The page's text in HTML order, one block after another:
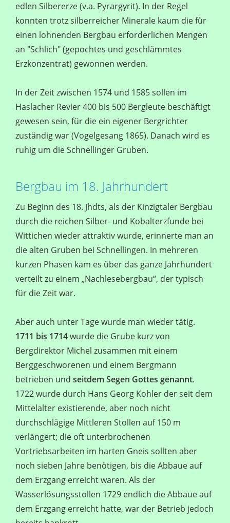
edlen Silbererze (v.a. Pyrargyrit). In der Regel
konnten trotz silberreicher Minerale kaum die für
einen lohnenden Bergbau erforderlichen Mengen
an "Schlich" (gepochtes und geschlämmtes
Erzkonzentrat) gewonnen werden.
In der Zeit zwischen 1574 und 1585 sollen im
Haslacher Revier 400 bis 500 Bergleute beschäftigt
gewesen sein, für die ein eigener Bergrichter
zuständig war (Vogelgesang 1865). Danach wird es
ruhig um die Schnellinger Gruben.
Bergbau im 18. Jahrhundert
Zu Beginn des 18. Jhdts, als der Kinzigtaler Bergbau
durch die reichen Silber- und Kobalterzfunde bei
Wittichen wieder attraktiv wurde, erinnerte man an
die alten Gruben bei Schnellingen. In mehreren
kurzen Phasen kam es über das ganze Jahrhundert
verteilt zu einem „Nachlesebergbau“, der typisch
für die Zeit war.
Aber auch unter Tage wurde man wieder tätig.
1711 bis 1714wurde die Grube kurz von
Bergdirektor Michel zusammen mit einem
Berggeschworenen und einem Bergmann
betrieben und seitdem Segen Gottes genannt.
1722 wurde durch Hans Georg Kohler der seit dem
Mittelalter existierende, aber noch nicht
durchschlägige Mittleren Stollen auf 150 m
verlängert; die oft unterbrochenen
Vortriebsarbeiten im harten Gneis sollten aber
noch sieben Jahre benötigen, bis die Abbaue auf
dem Erzgang erreicht waren. Als der
Wasserlösungsstollen 1729 endlich die Abbaue auf
dem Erzgang erreicht hatte, war der Betrieb jedoch